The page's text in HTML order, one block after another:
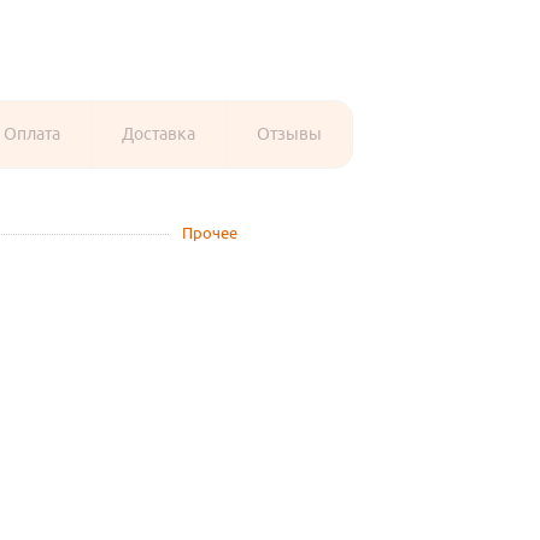
Оплата Доставка Отзывы
Прочее